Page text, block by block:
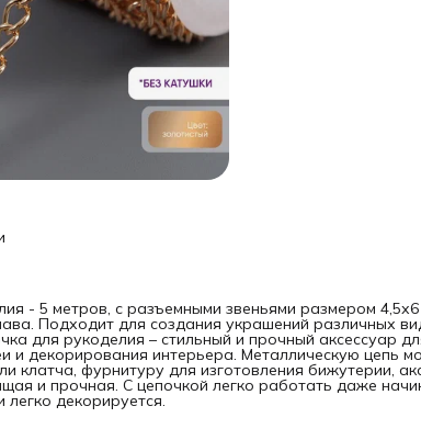
- 5 метров, с разъемными звеньями размером 4,5х6
Подходит для создания украшений различных
для рукоделия – стильный и прочный аксессуар
и декорирования интерьера. Металлическую цепь
клатча, фурнитуру для изготовления бижутерии,
и прочная. С цепочкой легко работать даже
декорируется.